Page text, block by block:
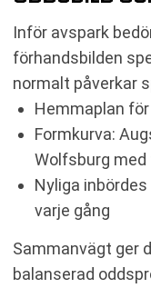
Inför avspark
förhandsbilden
normalt påverkar
Hemmaplan
Formkurva:
Wolfsburg med
Nyliga
varje gång
Sammanvägt ger
balanserad